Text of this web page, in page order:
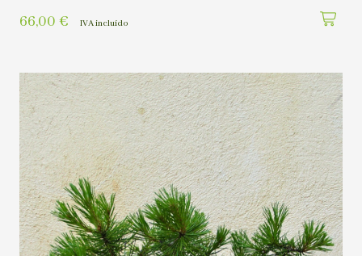
66,00 € IVA incluído